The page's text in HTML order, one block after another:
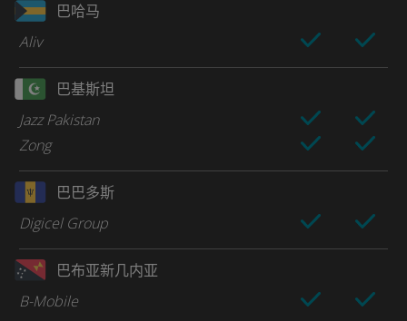
巴哈马
Aliv
巴基斯坦
Jazz Pakistan
Zong
巴巴多斯
Digicel Group
巴布亚新几内亚
B-Mobile